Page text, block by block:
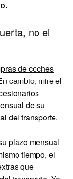
no el
de coches
cambio, mire el
de su
del transporte.
plazo mensual
tiempo, el
que